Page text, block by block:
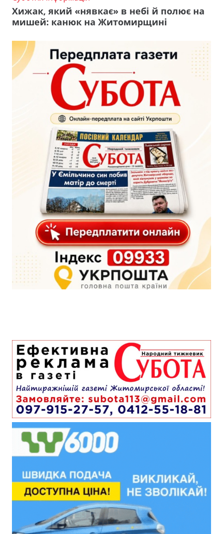
Хижак, який «нявкає» в небі й полює на
мишей: канюк на Житомирщині